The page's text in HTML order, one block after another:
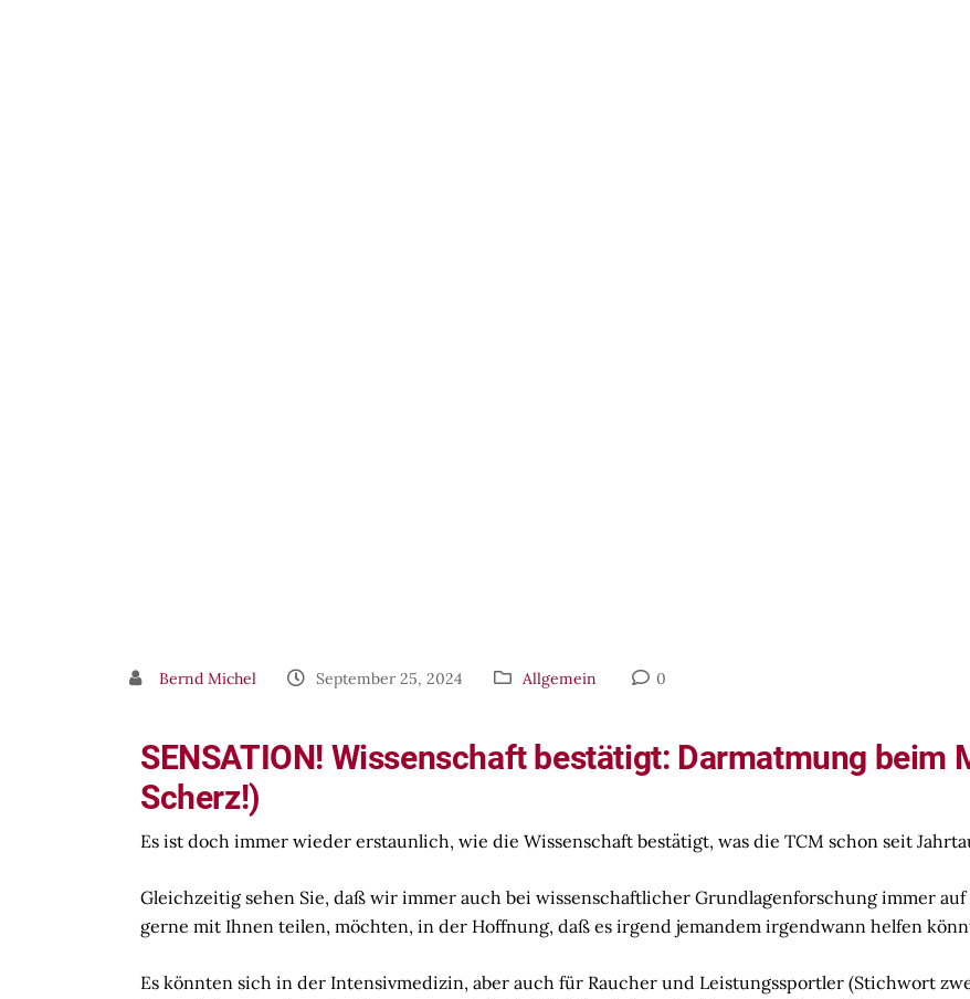
Bernd Michel September 25, 2024 Allgemein 0
SENSATION! Wissenschaft bestätigt: Darmatmung beim
Scherz!)
Es ist doch immer wieder erstaunlich, wie die Wissenschaft bestätigt, was die TCM schon seit
Gleichzeitig sehen Sie, daß wir immer auch bei wissenschaftlicher Grundlagenforschung immer
gerne mit Ihnen teilen, möchten, in der Hoffnung, daß es irgend jemandem irgendwann helfen
Es könnten sich in der Intensivmedizin, aber auch für Raucher und Leistungssportler (Stichwort